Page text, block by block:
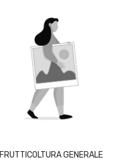
FRUTTICOLTURA GENERALE